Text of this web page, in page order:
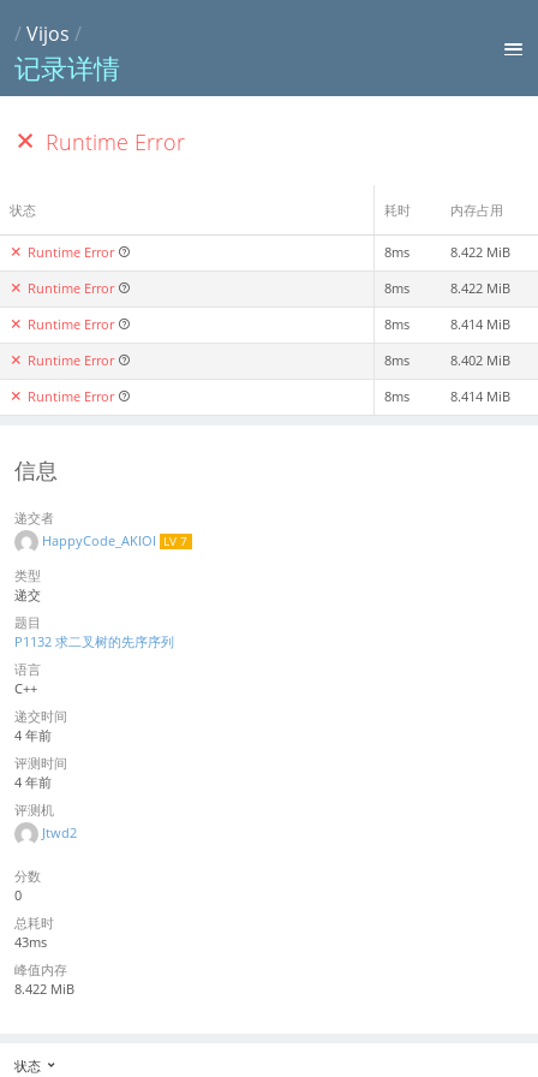
/Vijos /
记录详情
Runtime Error
状态 耗时 内存占用
Runtime Error 8ms 8.422 MiB
Runtime Error 8ms 8.422 MiB
Runtime Error 8ms 8.414 MiB
Runtime Error 8ms 8.402 MiB
Runtime Error 8ms 8.414 MiB
信息
递交者
HappyCode_AKIOI LV 7
类型
递交
题目
P1132 求二叉树的先序序列
语言
C++
递交时间
4 年前
评测时间
4 年前
评测机
Jtwd2
分数
0
总耗时
43ms
峰值内存
8.422 MiB
状态